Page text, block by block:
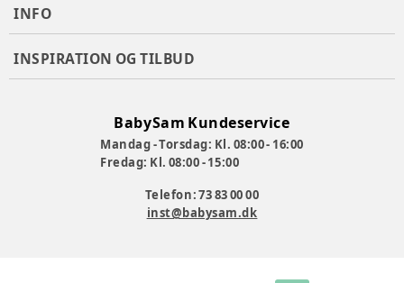
INFO
INSPIRATION OG TILBUD
BabySam Kundeservice
Mandag - Torsdag: Kl. 08:00 - 16:00
Fredag: Kl. 08:00 - 15:00
Telefon: 73 83 00 00
inst@babysam.dk